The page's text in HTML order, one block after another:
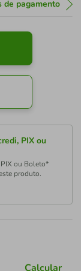
de pagamento
PIX ou
ou Boleto*
produto.
Calcular